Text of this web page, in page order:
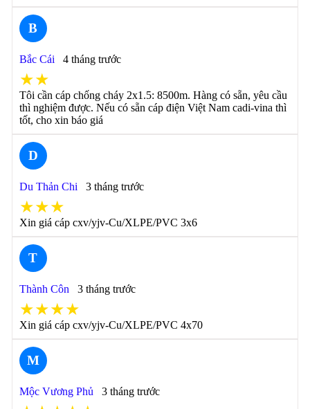
B
Bắc Cái 4 tháng trước
★★
Tôi cần cáp chống cháy 2x1.5: 8500m. Hàng có sẵn, yêu cầu
thì nghiệm được. Nếu có sẵn cáp điện Việt Nam cadi-vina thì
tốt, cho xin báo giá
D
Du Thản Chi 3 tháng trước
★★★
Xin giá cáp cxv/yjv-Cu/XLPE/PVC 3x6
T
Thành Côn 3 tháng trước
★★★★
Xin giá cáp cxv/yjv-Cu/XLPE/PVC 4x70
M
Mộc Vương Phủ 3 tháng trước